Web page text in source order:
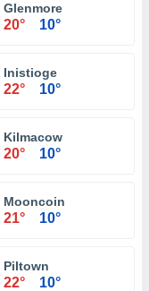
Glenmore
20° 10°
Inistioge
22° 10°
Kilmacow
20° 10°
Mooncoin
21° 10°
Piltown
22° 10°